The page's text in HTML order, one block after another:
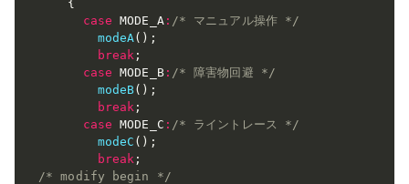
{
case MODE_A : /* マニュアル操作 */
modeA ( ) ;
break ;
case MODE_B: /* 障害物回避 */
modeB( ) ;
break ;
case MODE_C : /* ライントレース */
modeC ( ) ;
break ;
/* modify begin */